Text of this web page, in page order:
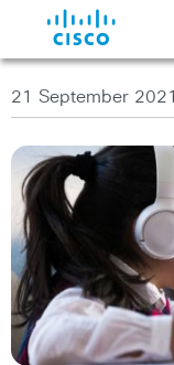
21 September 2021